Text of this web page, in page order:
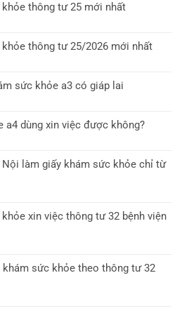
thông tư 25 mới nhất
thông tư 25/2026 mới nhất
sức khỏe a3 có giáp lai
a4 dùng xin việc được không?
làm giấy khám sức khỏe chỉ từ
xin việc thông tư 32 bệnh viện
sức khỏe theo thông tư 32